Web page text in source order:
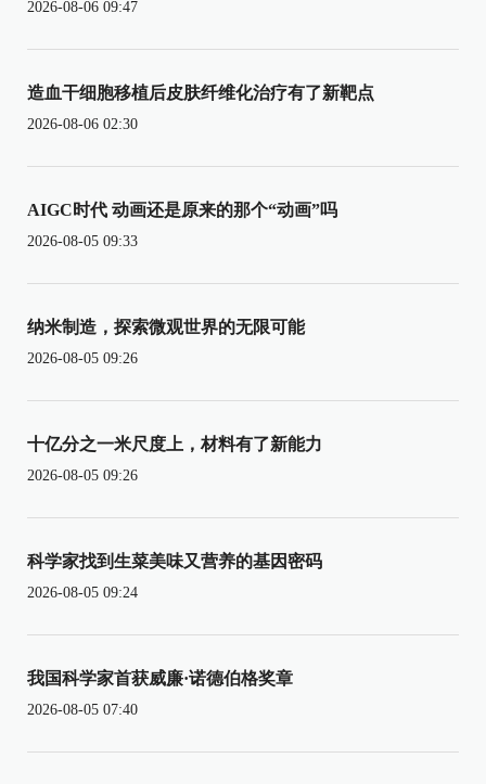
2026-08-06 09:47
造血干细胞移植后皮肤纤维化治疗有了新靶点
2026-08-06 02:30
AIGC时代 动画还是原来的那个“动画”吗
2026-08-05 09:33
纳米制造，探索微观世界的无限可能
2026-08-05 09:26
十亿分之一米尺度上，材料有了新能力
2026-08-05 09:26
科学家找到生菜美味又营养的基因密码
2026-08-05 09:24
我国科学家首获威廉·诺德伯格奖章
2026-08-05 07:40